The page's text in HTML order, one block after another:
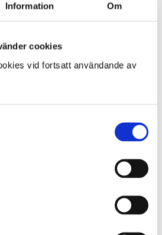
Information Om
cookies
vid fortsatt användande av
TRACKDAYS &
SÄSONGSAVSLUTNING
krPrisintervall:
2.200 kr